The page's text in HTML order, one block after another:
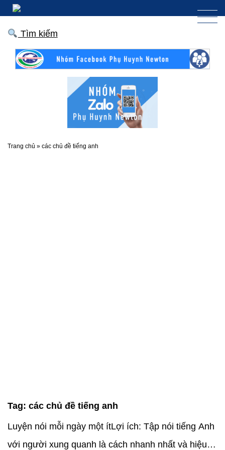
Tìm kiếm
Trang chủ » các chủ đề tiếng anh
Tag: các chủ đề tiếng anh
Luyện nói mỗi ngày một ítLợi ích: Tập nói tiếng Anh
với người xung quanh là cách nhanh nhất và hiệu